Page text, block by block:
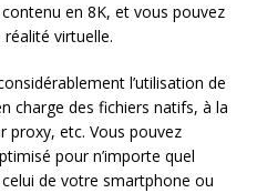
en 8K, et vous pouvez
virtuelle.
l’utilisation de
charge des fichiers natifs, à la
proxy, etc. Vous pouvez
pour n’importe quel
de votre smartphone ou